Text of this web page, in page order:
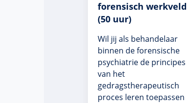
forensisch werkveld
(50 uur)
Wil jij als behandelaar
binnen de forensische
psychiatrie de principes
van het
gedragstherapeutisch
proces leren toepassen